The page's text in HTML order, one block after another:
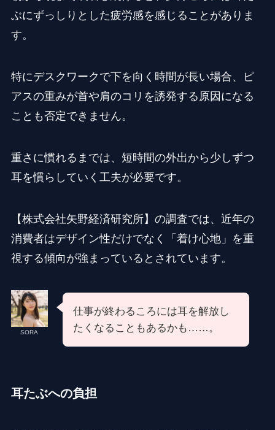
ぶにずっしりとした疲労感を感じることがありま
す。
特にデスクワークで下を向く時間が長い場合、ピ
アスの重みが首や肩のコリを誘発する原因になる
ことも否定できません。
重さに慣れるまでは、短時間の外出から少しずつ
耳を慣らしていく工夫が必要です。
【株式会社矢野経済研究所】の調査では、近年の
消費者はデザイン性だけでなく「着け心地」を重
視する傾向が強まっているとされています。
SORA
仕事が終わるころには耳を解放し
たくなることもあるかも……。
耳たぶへの負担